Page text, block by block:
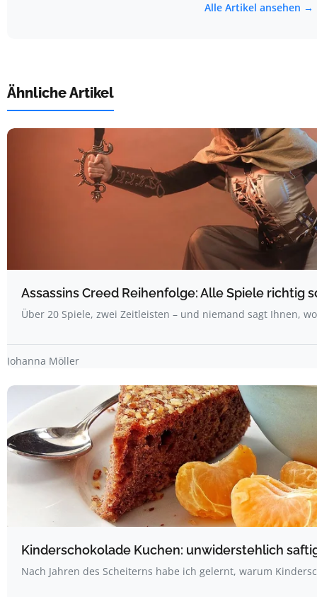
Alle Artikel ansehen →
Ähnliche Artikel
Assassins Creed Reihenfolge: Alle Spiele richtig
Über 20 Spiele, zwei Zeitleisten – und niemand sagt Ihnen,
Johanna Möller
Kinderschokolade Kuchen: unwiderstehlich
Nach Jahren des Scheiterns habe ich gelernt, warum